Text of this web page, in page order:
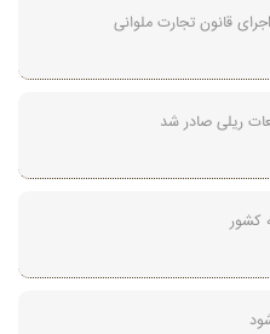
قانون تجارت ملوانی
ریلی صادر شد